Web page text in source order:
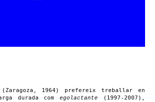
1964) prefereix treballar en
durada comegolactante (1997-2007),